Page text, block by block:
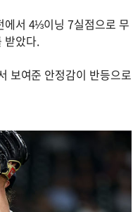
에서 4⅓이닝 7실점으로 무
받았다.
보여준 안정감이 반등으로